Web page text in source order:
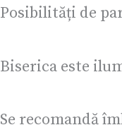
Posibilități de
Biserica este
Se recomandă